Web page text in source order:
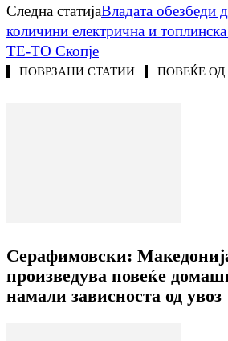
Следна статијаВладата обезбеди
количини електрична и
ТЕ-ТО Скопје
ПОВРЗАНИ СТАТИИ ПОВЕЌЕ ОД
Серафимовски:
произведува повеќе
намали зависноста од увоз